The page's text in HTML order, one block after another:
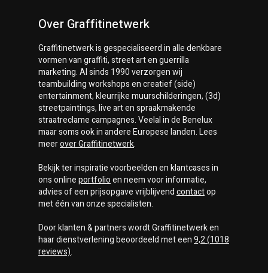
Over Graffitinetwerk
Graffitinetwerkis gespecialiseerd in alle denkbare
vormen van graffiti, street art en guerrilla
marketing. Al sinds 1990 verzorgen wij
teambuilding workshops en creatief (side)
entertainment, kleurrijke muurschilderingen, (3d)
streetpaintings, live art en spraakmakende
straatreclame campagnes. Veelal in de Benelux
maar soms ook in andere Europese landen. Lees
meeroverGraffitinetwerk.
Bekijk ter inspiratie voorbeelden en klantcases in
ons onlineportfolioen neem voor informatie,
advies of een prijsopgave vrijblijvendcontactop
met één van onze specialisten.
Door klanten & partners wordtGraffitinetwerken
haar dienstverlening beoordeeld met een9,2(1018
reviews).